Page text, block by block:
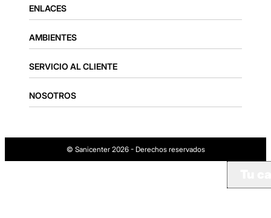
ENLACES
AMBIENTES
SERVICIO AL CLIENTE
NOSOTROS
© Sanicenter 2026 - Derechos reservados